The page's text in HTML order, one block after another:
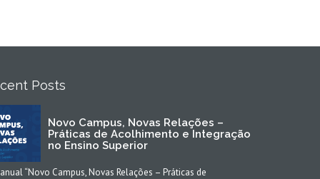
Posts
Novo Campus, Novas Relações –
Práticas de Acolhimento e Integração
no Ensino Superior
“Novo Campus, Novas Relações – Práticas de